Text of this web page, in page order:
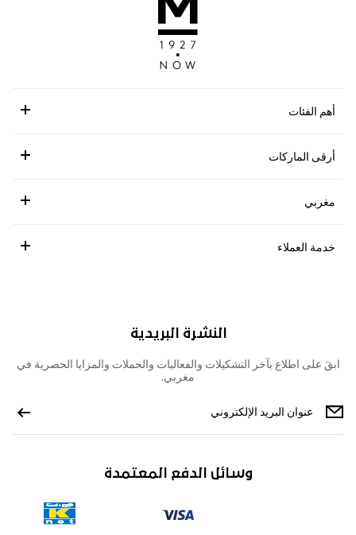
أهم الفئات
أرقى الماركات
مغربي
خدمة العملاء
النشرة البريدية
ابقَ على اطلاع بآخر التشكيلات والفعاليات والحملات والمزايا الحصرية في
مغربي.
وسائل الدفع المعتمدة